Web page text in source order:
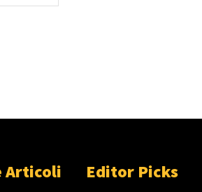
Web:
Articoli Editor Picks